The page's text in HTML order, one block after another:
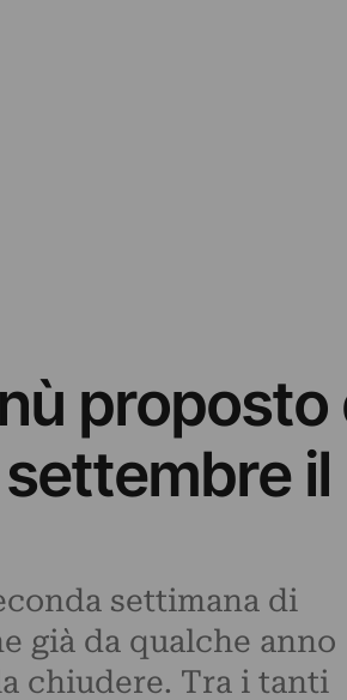
proposto
il
settimana di
già da qualche anno
chiudere. Tra i tanti